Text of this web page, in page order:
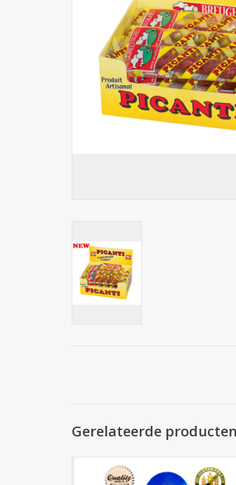
Gerelateerde producten
Breughel Hoeveworst Natuur droge
50g x 20st.